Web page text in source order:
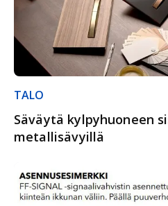
TALO
Säväytä kylpyhuoneen
metallisävyillä